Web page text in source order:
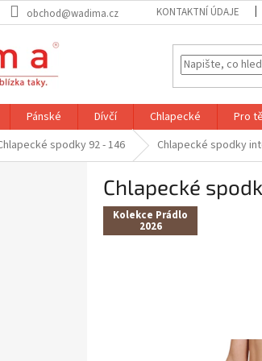
obchod@wadima.cz KONTAKTNÍ ÚDAJE
Pánské Dívčí Chlapecké Pro
spodky 92 - 146 Chlapecké spodky
Chlapecké
Kolekce Prádlo
2026